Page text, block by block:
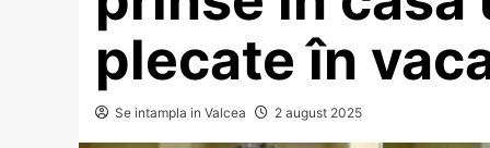
plecate în
Se intampla in Valcea 2 august 2025